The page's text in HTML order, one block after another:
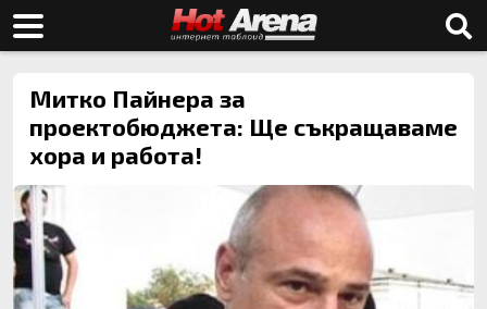
Митко Пайнера за
проектобюджета: Ще съкращаваме
хора и работа!